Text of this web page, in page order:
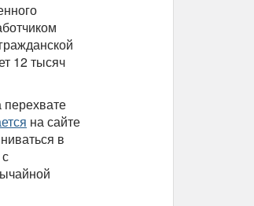
12 тысяч
на сайте
в